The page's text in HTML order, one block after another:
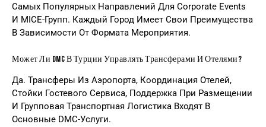
Самых Популярных Направлений Для Corporate Events
И MICE-Групп. Каждый Город Имеет Свои Преимущества
В Зависимости От Формата Мероприятия.
Может Ли DMC В Турции Управлять Трансферами И Отелями?
Да. Трансферы Из Аэропорта, Координация Отелей,
Стойки Гостевого Сервиса, Поддержка При Размещении
И Групповая Транспортная Логистика Входят В
Основные DMC-Услуги.